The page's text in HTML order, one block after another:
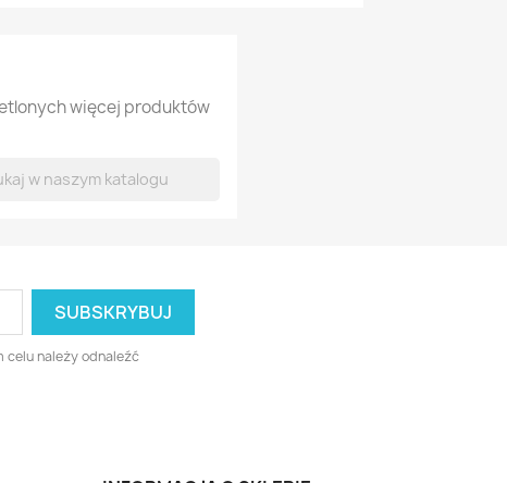
więcej produktów
celu należy odnaleźć